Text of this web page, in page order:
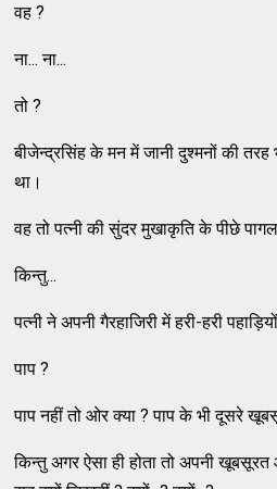
वह ?
ना... ना...
तो ?
बीजेन्द्रसिंह के मन में जानी दुश्मनों की तरह
था।
वह तो पत्नी की सुंदर मुखाकृति के पीछे
किन्तु...
पत्नी ने अपनी गैरहाजिरी में हरी-हरी
पाप ?
पाप नहीं तो ओर क्या ? पाप के भी दूसरे
किन्तु अगर ऐसा ही होता तो अपनी खूबसूरत